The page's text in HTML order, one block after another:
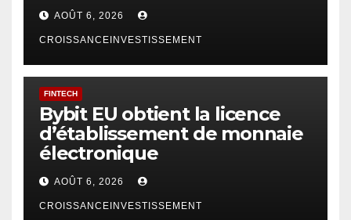
AOÛT 6, 2026
CROISSANCEINVESTISSEMENT
FINTECH
Bybit EU obtient la licence
d’établissement de monnaie
électronique
AOÛT 6, 2026
CROISSANCEINVESTISSEMENT